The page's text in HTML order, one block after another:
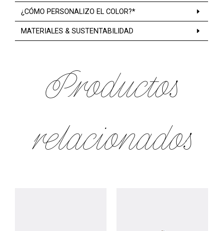
¿CÓMO PERSONALIZO EL COLOR?*
MATERIALES & SUSTENTABILIDAD
Productos
relacionados